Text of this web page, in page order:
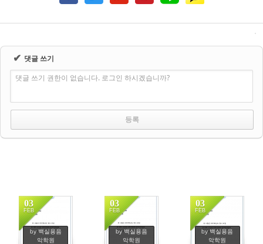
✔ 댓글 쓰기
댓글 쓰기 권한이 없습니다. 로그인 하시겠습니까?
03
FEB
by 백실용음
악학원
207
03
FEB
by 백실용음
악학원
185
03
FEB
by 백실용음
악학원
225